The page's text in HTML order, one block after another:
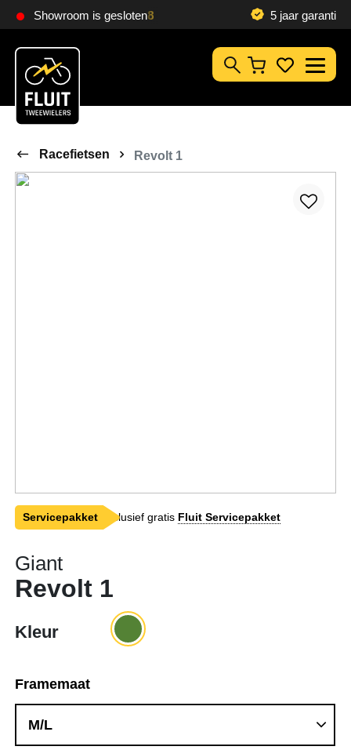
Zoeken
Zoeken
Showroom is gesloten
Klantbeoordeling9,8 5 jaar garantie
Racefietsen Revolt 1
Servicepakket Inclusief gratis Fluit Servicepakket
Giant
Revolt 1
Kleur
Framemaat